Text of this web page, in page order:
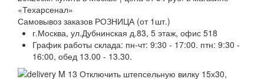
Самовывоз заказов РОЗНИЦА (от 1шт.)
г.Москва, ул.Дубнинская д.83, 5 этаж, офис 518
График работы склада: пн-чт: 9:30 - 17:00. птн: 9:30 -
16:00, обед 13.00 - 13.30.